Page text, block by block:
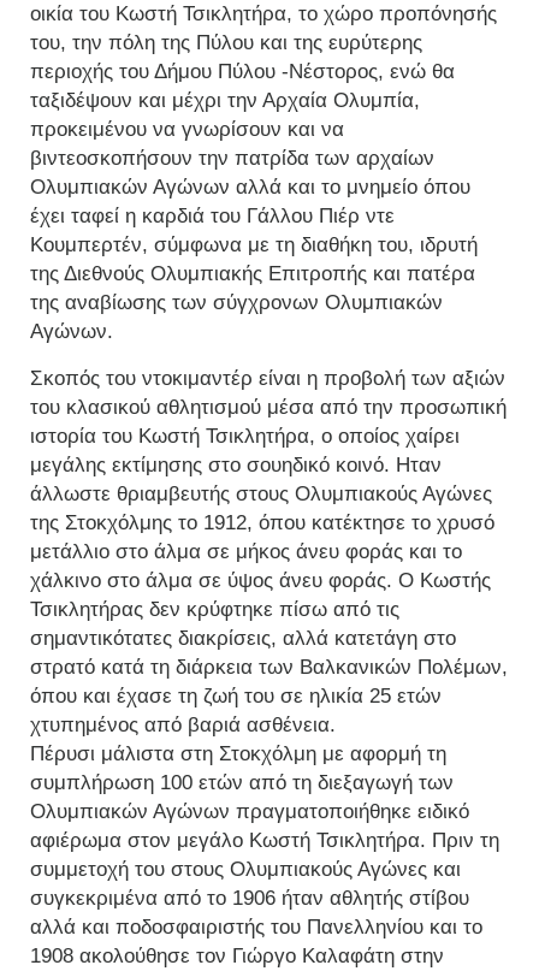
οικία του Κωστή Τσικλητήρα, το χώρο προπόνησής
του, την πόλη της Πύλου και της ευρύτερης
περιοχής του Δήμου Πύλου -Νέστορος, ενώ θα
ταξιδέψουν και μέχρι την Αρχαία Ολυμπία,
προκειμένου να γνωρίσουν και να
βιντεοσκοπήσουν την πατρίδα των αρχαίων
Ολυμπιακών Αγώνων αλλά και το μνημείο όπου
έχει ταφεί η καρδιά του Γάλλου Πιέρ ντε
Κουμπερτέν, σύμφωνα με τη διαθήκη του, ιδρυτή
της Διεθνούς Ολυμπιακής Επιτροπής και πατέρα
της αναβίωσης των σύγχρονων Ολυμπιακών
Αγώνων.
Σκοπός του ντοκιμαντέρ είναι η προβολή των αξιών
του κλασικού αθλητισμού μέσα από την προσωπική
ιστορία του Κωστή Τσικλητήρα, ο οποίος χαίρει
μεγάλης εκτίμησης στο σουηδικό κοινό. Ηταν
άλλωστε θριαμβευτής στους Ολυμπιακούς Αγώνες
της Στοκχόλμης το 1912, όπου κατέκτησε το χρυσό
μετάλλιο στο άλμα σε μήκος άνευ φοράς και το
χάλκινο στο άλμα σε ύψος άνευ φοράς. Ο Κωστής
Τσικλητήρας δεν κρύφτηκε πίσω από τις
σημαντικότατες διακρίσεις, αλλά κατετάγη στο
στρατό κατά τη διάρκεια των Βαλκανικών Πολέμων,
όπου και έχασε τη ζωή του σε ηλικία 25 ετών
χτυπημένος από βαριά ασθένεια.
Πέρυσι μάλιστα στη Στοκχόλμη με αφορμή τη
συμπλήρωση 100 ετών από τη διεξαγωγή των
Ολυμπιακών Αγώνων πραγματοποιήθηκε ειδικό
αφιέρωμα στον μεγάλο Κωστή Τσικλητήρα. Πριν τη
συμμετοχή του στους Ολυμπιακούς Αγώνες και
συγκεκριμένα από το 1906 ήταν αθλητής στίβου
αλλά και ποδοσφαιριστής του Πανελληνίου και το
1908 ακολούθησε τον Γιώργο Καλαφάτη στην